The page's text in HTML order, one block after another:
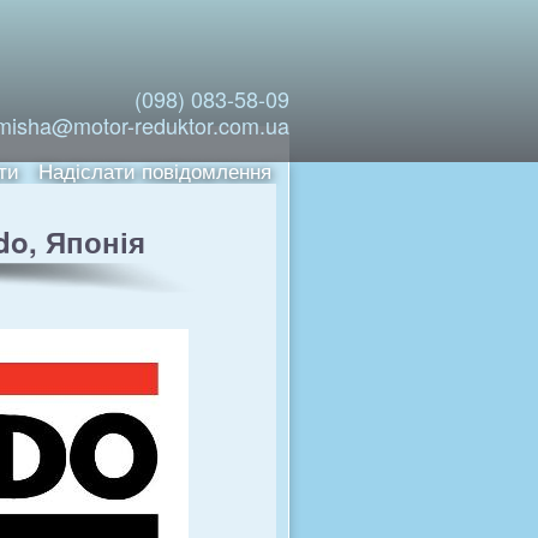
(098) 083-58-09
reduktor.com.ua
Надіслати повідомлення
Японія